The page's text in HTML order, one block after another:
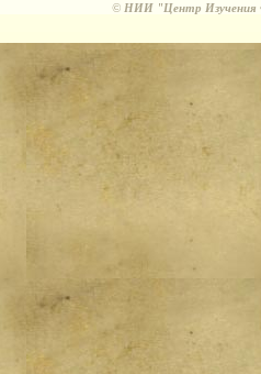
© НИИ "Центр Изучения